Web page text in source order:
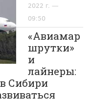
2022 г. —
09:50
«Авиамар
шрутки»
и
лайнеры:
Сибири